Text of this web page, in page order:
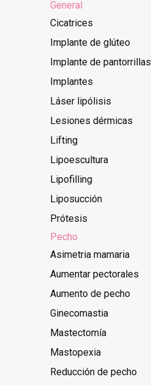
General
Cicatrices
Implante de glúteo
Implante de pantorrillas
Implantes
Láser lipólisis
Lesiones dérmicas
Lifting
Lipoescultura
Lipofilling
Liposucción
Prótesis
Pecho
Asimetria mamaria
Aumentar pectorales
Aumento de pecho
Ginecomastia
Mastectomía
Mastopexia
Reducción de pecho